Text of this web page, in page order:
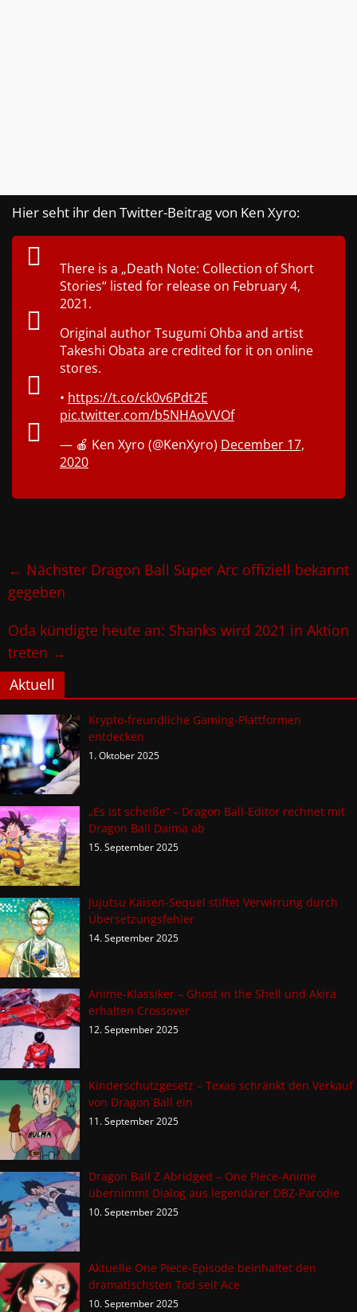
Hier seht ihr den Twitter-Beitrag von Ken Xyro:
There is a „Death Note: Collection of Short
Stories“ listed for release on February 4,
2021.
Original author Tsugumi Ohba and artist
Takeshi Obata are credited for it on online
stores.
• https://t.co/ck0v6Pdt2E
pic.twitter.com/b5NHAoVVOf
— 🍎 Ken Xyro (@KenXyro) December 17,
2020
← Nächster Dragon Ball Super Arc offiziell bekannt
gegeben
Oda kündigte heute an: Shanks wird 2021 in Aktion
treten →
Aktuell
Krypto-freundliche Gaming-Plattformen
entdecken
1. Oktober 2025
„Es ist scheiße“ – Dragon Ball-Editor rechnet mit
Dragon Ball Daima ab
15. September 2025
Jujutsu Kaisen-Sequel stiftet Verwirrung durch
Übersetzungsfehler
14. September 2025
Anime-Klassiker – Ghost in the Shell und Akira
erhalten Crossover
12. September 2025
Kinderschutzgesetz – Texas schränkt den Verkauf
von Dragon Ball ein
11. September 2025
Dragon Ball Z Abridged – One Piece-Anime
übernimmt Dialog aus legendärer DBZ-Parodie
10. September 2025
Aktuelle One Piece-Episode beinhaltet den
dramatischsten Tod seit Ace
10. September 2025